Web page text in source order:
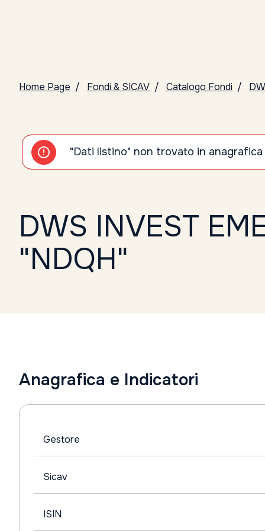
Home Page Fondi & SICAV Catalogo Fondi
"Dati listino" non trovato in anagrafica
DWS INVEST
"NDQH"
Anagrafica e Indicatori
Gestore
Sicav
ISIN